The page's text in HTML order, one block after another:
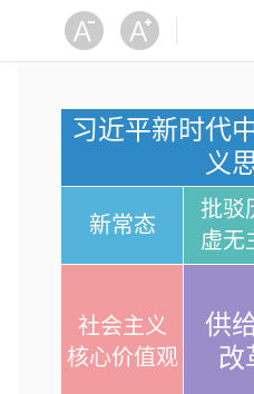
习近平新时代
义
新常态
批驳
虚无
社会主义
核心价值观
供
改